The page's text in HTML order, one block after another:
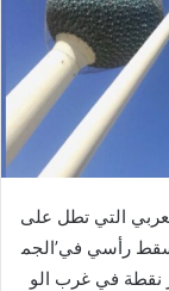
التي تطل على
رأسي في’الجم
نقطة في غرب الو